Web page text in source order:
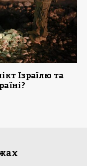
Ізраїлю та